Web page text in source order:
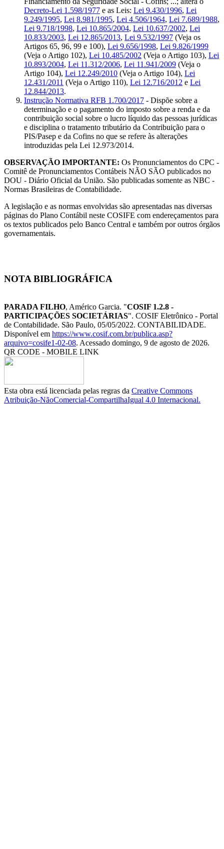
Decreto-Lei 1.598/1977 e as Leis: Lei 9.430/1996, Lei
9.249/1995, Lei 8.981/1995, Lei 4.506/1964, Lei 7.689/1988,
Lei 9.718/1998, Lei 10.865/2004, Lei 10.637/2002, Lei
10.833/2003, Lei 12.865/2013, Lei 9.532/1997 (Veja os
Artigos 65, 96, 99 e 100), Lei 9.656/1998, Lei 9.826/1999
(Veja o Artigo 102), Lei 10.485/2002 (Veja o Artigo 103), Lei
10.893/2004, Lei 11.312/2006, Lei 11.941/2009 (Veja o
Artigo 104), Lei 12.249/2010 (Veja o Artigo 104), Lei
12.431/2011 (Veja o Artigo 110), Lei 12.716/2012 e Lei
12.844/2013.
Instrução Normativa RFB 1.700/2017 - Dispõe sobre a
determinação e o pagamento do imposto sobre a renda e da
contribuição social sobre o lucro líquido das pessoas jurídicas
e disciplina o tratamento tributário da Contribuição para o
PIS/Pasep e da Cofins no que se refere às alterações
introduzidas pela Lei 12.973/2014.
OBSERVAÇÃO IMPORTANTE: Os Pronunciamentos do CPC -
Comitê de Pronunciamentos Contábeis NÃO SÃO publicados no
DOU - Diário Oficial da União. São publicadas somente as NBC -
Normas Brasileiras de Contabilidade.
A legislação e as normas envolvidas são apresentadas nas diversas
páginas do Plano Contábil neste COSIFE com endereçamentos para
os textos publicados pelo Banco Central e também por outros órgãos
governamentais.
NOTA BIBLIOGRÁFICA
PARADA FILHO, Américo Garcia. "COSIF 1.2.8 -
PARTICIPAÇÕES SOCIETÁRIAS". COSIF Eletrônico - Portal
de Contabilidade. São Paulo, 05/05/2022. CONTABILIDADE.
Disponível em https://www.cosif.com.br/publica.asp?
arquivo=cosife1-02-08. Acessado domingo, 9 de agosto de 2026.
QR CODE - MOBILE LINK
Esta obra está licenciada pelas regras da Creative Commons
Atribuição-NãoComercial-CompartilhaIgual 4.0 Internacional.